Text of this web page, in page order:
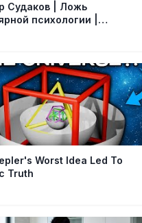
Судаков | Ложь
психологии |
Worst Idea Led To
Truth